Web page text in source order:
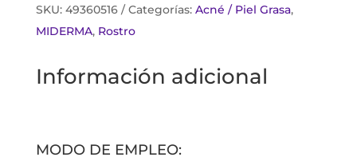
gel
30g
SKU: 49360516 Categorías: Acné / Piel Grasa,
MIDERMA, Rostro
Información adicional
MODO DE EMPLEO: